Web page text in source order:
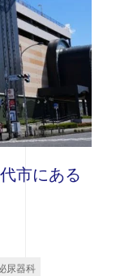
市にある
尿器科